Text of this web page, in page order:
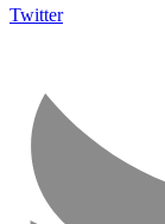
Twitter